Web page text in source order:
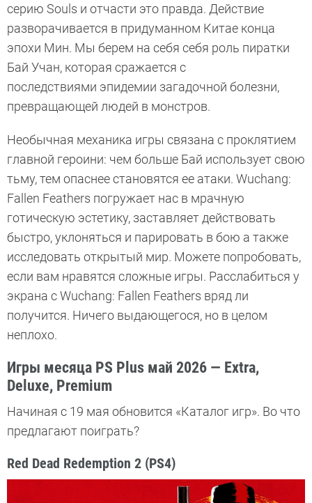
серию Souls и отчасти это правда. Действие
разворачивается в придуманном Китае конца
эпохи Мин. Мы берем на себя себя роль пиратки
Бай Учан, которая сражается с
последствиями эпидемии загадочной болезни,
превращающей людей в монстров.
Необычная механика игры связана с проклятием
главной героини: чем больше Бай использует свою
тьму, тем опаснее становятся ее атаки. Wuchang:
Fallen Feathers погружает нас в мрачную
готическую эстетику, заставляет действовать
быстро, уклоняться и парировать в бою а также
исследовать открытый мир. Можете попробовать,
если вам нравятся сложные игры. Расслабиться у
экрана с Wuchang: Fallen Feathers вряд ли
получится. Ничего выдающегося, но в целом
неплохо.
Игры месяца PS Plus май 2026 — Extra,
Deluxe, Premium
Начиная с 19 мая обновится «Каталог игр». Во что
предлагают поиграть?
Red Dead Redemption 2 (PS4)